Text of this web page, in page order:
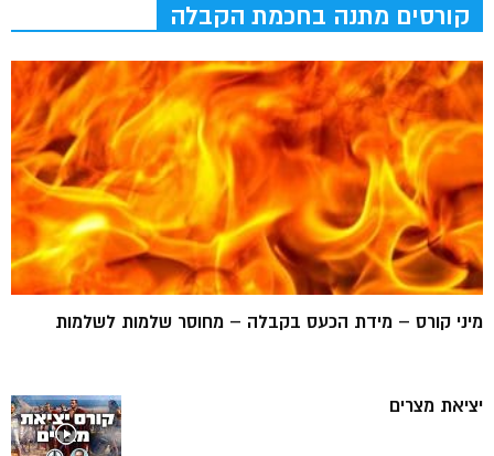
קורסים מתנה בחכמת הקבלה
מיני קורס – מידת הכעס בקבלה – מחוסר שלמות לשלמות
יציאת מצרים